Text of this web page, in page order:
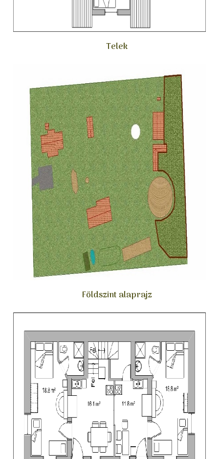
Telek
Földszint alaprajz